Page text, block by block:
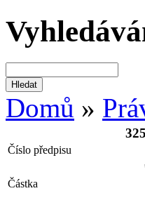
Domů »
Číslo předpisu
Částka